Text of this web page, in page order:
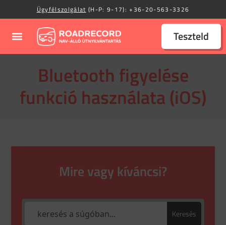
Ügyfélszolgálat (H-P: 9-17):+36-20-563-3326
Teszteld
Bluetooth figyelése
funkció használata (iOS)
Mire vagy kíváncsi?
Keresés